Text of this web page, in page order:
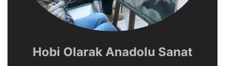
Hobi Olarak Anadolu Sanat